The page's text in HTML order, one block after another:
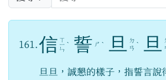
161. 信 ㄒ
ㄧ
ㄣ
ˋ 誓 ㄕ ˋ 旦 ㄉ
ㄢ ˋ 旦
旦旦，誠懇的樣子，指誓言說